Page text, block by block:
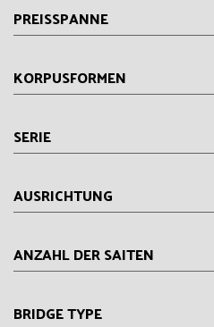
PREISSPANNE
KORPUSFORMEN
SERIE
AUSRICHTUNG
ANZAHL DER SAITEN
BRIDGE TYPE